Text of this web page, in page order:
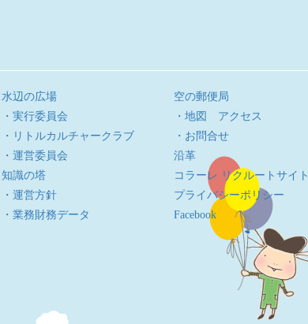
水辺の広場
・実行委員会
・リトルカルチャークラブ
・運営委員会
知識の塔
・運営方針
・業務財務データ
空の郵便局
・地図 アクセス
・お問合せ
沿革
コラーレ リクルートサイト
プライバシーポリシー
Facebook